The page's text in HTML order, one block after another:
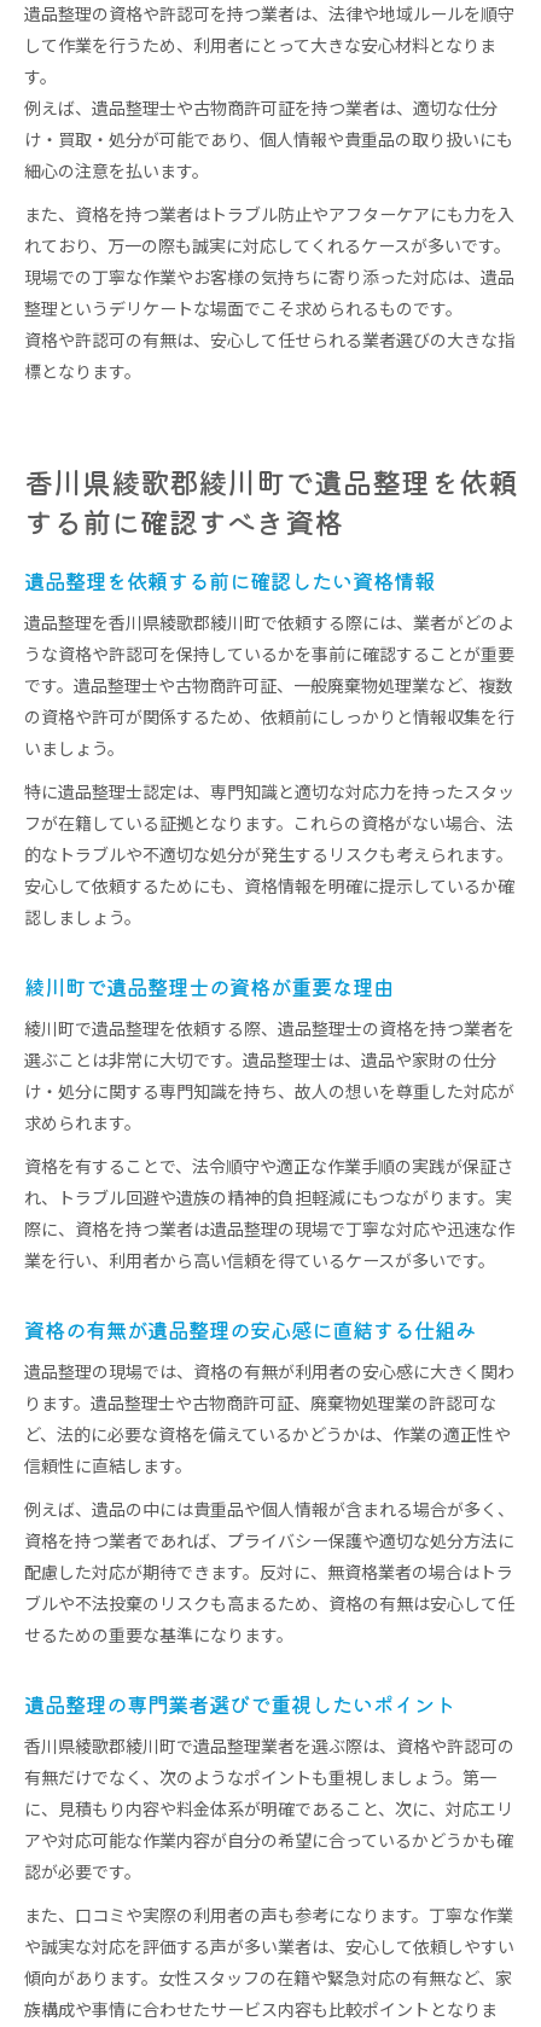
遺品整理の資格や許認可を持つ業者は、法律や地域ルールを順守
して作業を行うため、利用者にとって大きな安心材料となりま
す。
例えば、遺品整理士や古物商許可証を持つ業者は、適切な仕分
け・買取・処分が可能であり、個人情報や貴重品の取り扱いにも
細心の注意を払います。
また、資格を持つ業者はトラブル防止やアフターケアにも力を入
れており、万一の際も誠実に対応してくれるケースが多いです。
現場での丁寧な作業やお客様の気持ちに寄り添った対応は、遺品
整理というデリケートな場面でこそ求められるものです。
資格や許認可の有無は、安心して任せられる業者選びの大きな指
標となります。
香川県綾歌郡綾川町で遺品整理を依頼
する前に確認すべき資格
遺品整理を依頼する前に確認したい資格情報
遺品整理を香川県綾歌郡綾川町で依頼する際には、業者がどのよ
うな資格や許認可を保持しているかを事前に確認することが重要
です。遺品整理士や古物商許可証、一般廃棄物処理業など、複数
の資格や許可が関係するため、依頼前にしっかりと情報収集を行
いましょう。
特に遺品整理士認定は、専門知識と適切な対応力を持ったスタッ
フが在籍している証拠となります。これらの資格がない場合、法
的なトラブルや不適切な処分が発生するリスクも考えられます。
安心して依頼するためにも、資格情報を明確に提示しているか確
認しましょう。
綾川町で遺品整理士の資格が重要な理由
綾川町で遺品整理を依頼する際、遺品整理士の資格を持つ業者を
選ぶことは非常に大切です。遺品整理士は、遺品や家財の仕分
け・処分に関する専門知識を持ち、故人の想いを尊重した対応が
求められます。
資格を有することで、法令順守や適正な作業手順の実践が保証さ
れ、トラブル回避や遺族の精神的負担軽減にもつながります。実
際に、資格を持つ業者は遺品整理の現場で丁寧な対応や迅速な作
業を行い、利用者から高い信頼を得ているケースが多いです。
資格の有無が遺品整理の安心感に直結する仕組み
遺品整理の現場では、資格の有無が利用者の安心感に大きく関わ
ります。遺品整理士や古物商許可証、廃棄物処理業の許認可な
ど、法的に必要な資格を備えているかどうかは、作業の適正性や
信頼性に直結します。
例えば、遺品の中には貴重品や個人情報が含まれる場合が多く、
資格を持つ業者であれば、プライバシー保護や適切な処分方法に
配慮した対応が期待できます。反対に、無資格業者の場合はトラ
ブルや不法投棄のリスクも高まるため、資格の有無は安心して任
せるための重要な基準になります。
遺品整理の専門業者選びで重視したいポイント
香川県綾歌郡綾川町で遺品整理業者を選ぶ際は、資格や許認可の
有無だけでなく、次のようなポイントも重視しましょう。第一
に、見積もり内容や料金体系が明確であること、次に、対応エリ
アや対応可能な作業内容が自分の希望に合っているかどうかも確
認が必要です。
また、口コミや実際の利用者の声も参考になります。丁寧な作業
や誠実な対応を評価する声が多い業者は、安心して依頼しやすい
傾向があります。女性スタッフの在籍や緊急対応の有無など、家
族構成や事情に合わせたサービス内容も比較ポイントとなりま